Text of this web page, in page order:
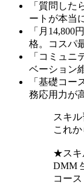
「質問した
ートが本当
「月14,800
格。コスパ
「コミュニ
ベーション
「基礎コ
務応用力が
スキ
これ
★スキ
DMM
コー